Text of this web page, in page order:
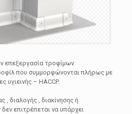
επεξεργασία τροφίμων
που συμμορφώνονται πλήρως με
υγιεινής – HACCP.
, διαλογής , διακίνησης ή
επιτρέπεται να υπάρχει